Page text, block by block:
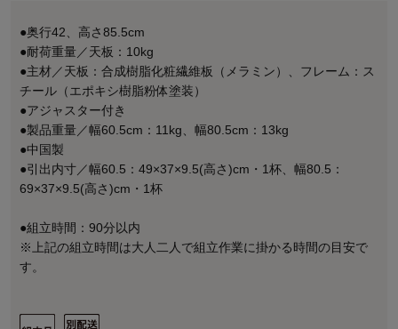
●奥行42、高さ85.5cm
●耐荷重量／天板：10kg
●主材／天板：合成樹脂化粧繊維板（メラミン）、フレーム：ス
チール（エポキシ樹脂粉体塗装）
●アジャスター付き
●製品重量／幅60.5cm：11kg、幅80.5cm：13kg
●中国製
●引出内寸／幅60.5：49×37×9.5(高さ)cm・1杯、幅80.5：
69×37×9.5(高さ)cm・1杯
●組立時間：90分以内
※上記の組立時間は大人二人で組立作業に掛かる時間の目安で
す。